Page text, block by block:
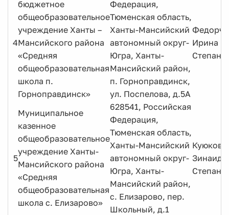
4
бюджетное
общеобразовательное
учреждение Ханты –
Мансийского района
«Средняя
общеобразовательная
школа п.
Горноправдинск»
Федерация,
Тюменская область,
Ханты-Мансийский
автономный округ-
Югра, Ханты-
Мансийский район,
п. Горноправдинск,
ул. Поспелова, д.5А
Ирина
5
Муниципальное
казенное
общеобразовательное
учреждение Ханты-
Мансийского района
«Средняя
общеобразовательная
школа с. Елизарово»
628541, Российская
Федерация,
Тюменская область,
Ханты-Мансийский
автономный округ-
Югра, Ханты-
Мансийский район,
с. Елизарово, пер.
Школьный, д.1
Куюкова
Зинаида